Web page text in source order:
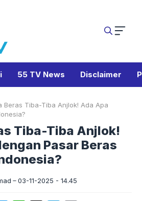
55 TV News Disclaimer
Beras Tiba-Tiba Anjlok! Ada Apa
Tiba-Tiba Anjlok!
Pasar Beras
03-11-2025 - 14.45